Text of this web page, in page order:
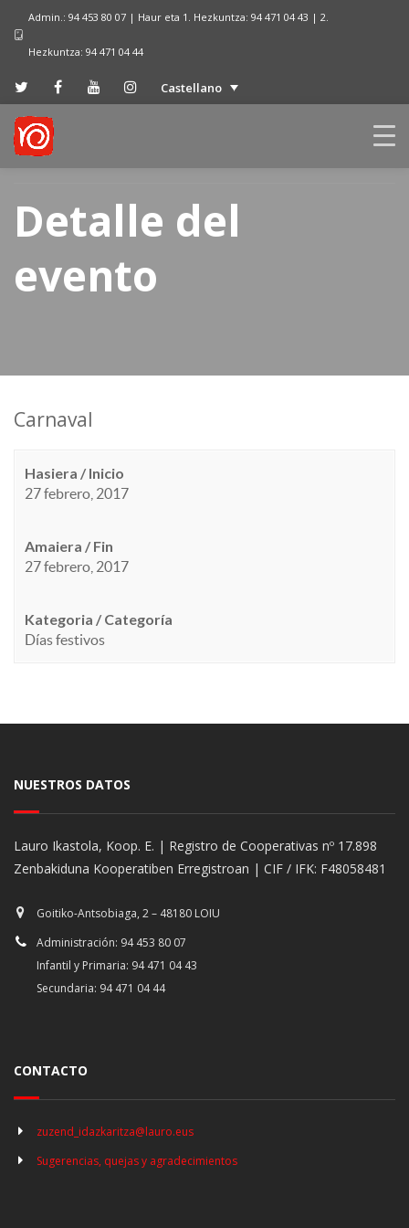
Admin.: 94 453 80 07 | Haur eta 1. Hezkuntza: 94 471 04 43 | 2.
Hezkuntza: 94 471 04 44
Castellano
Detalle del
evento
Carnaval
Hasiera / Inicio
27 febrero, 2017
Amaiera / Fin
27 febrero, 2017
Kategoria / Categoría
Días festivos
NUESTROS DATOS
Lauro Ikastola, Koop. E. | Registro de Cooperativas nº 17.898
Zenbakiduna Kooperatiben Erregistroan | CIF / IFK: F48058481
Goitiko-Antsobiaga, 2 – 48180 LOIU
Administración: 94 453 80 07
Infantil y Primaria: 94 471 04 43
Secundaria: 94 471 04 44
CONTACTO
zuzend_idazkaritza@lauro.eus
Sugerencias, quejas y agradecimientos